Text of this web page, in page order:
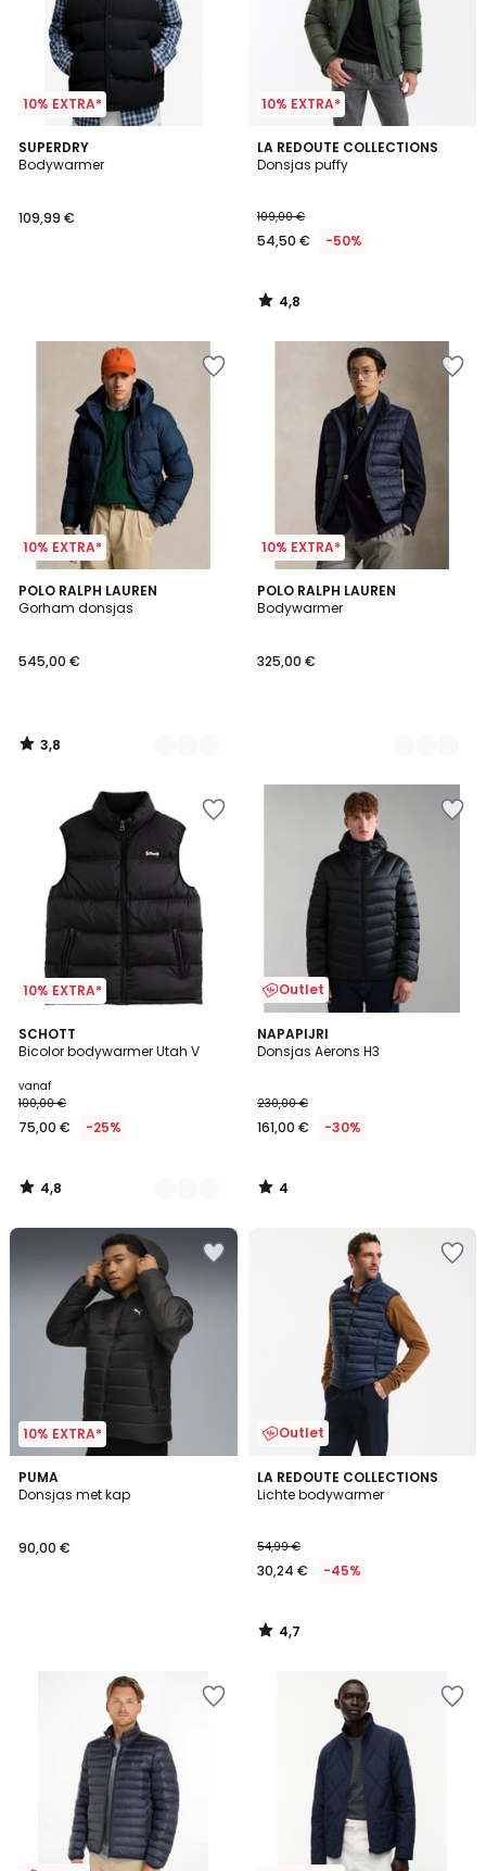
10% EXTRA*
SUPERDRY
Bodywarmer
109,99 €
10% EXTRA*
LA REDOUTE COLLECTIONS
Donsjas puffy
109,00 €
54,50 € -50%
4,8
/ 5
4,8
/
10% EXTRA*
POLO RALPH LAUREN
Gorham donsjas
545,00 €
3,8
/ 5
2
Kleuren
3,8
/
10% EXTRA*
POLO RALPH LAUREN
Bodywarmer
325,00 €
2
Kleuren
10% EXTRA*
SCHOTT
Bicolor bodywarmer Utah V
vanaf
100,00 €
75,00 € -25%
4,8
/ 5
2
Kleuren
4,8
/
Outlet
NAPAPIJRI
Donsjas Aerons H3
230,00 €
161,00 € -30%
4
/
4
/
10% EXTRA*
PUMA
Donsjas met kap
90,00 €
Outlet
LA REDOUTE COLLECTIONS
Lichte bodywarmer
54,99 €
30,24 € -45%
4,7
/ 5
4,7
/